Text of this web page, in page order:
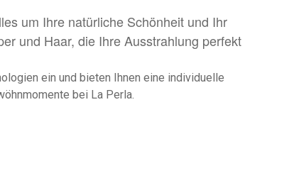
um Ihre natürliche Schönheit und Ihr
und Haar, die Ihre Ausstrahlung perfekt
ein und bieten Ihnen eine individuelle
bei La Perla.